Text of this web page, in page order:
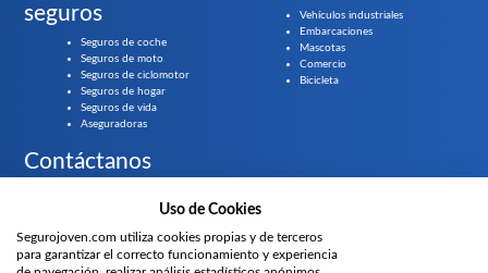
seguros
Seguros de coche
Seguros de moto
Seguros de ciclomotor
Seguros de hogar
Seguros de vida
Aseguradoras
Vehículos industriales
Embarcaciones
Mascotas
Comercio
Bicicleta
Contáctanos
¿Prefieres que te llamemos?
Uso de Cookies
Segurojoven.com utiliza cookies propias y de terceros
para garantizar el correcto funcionamiento y experiencia